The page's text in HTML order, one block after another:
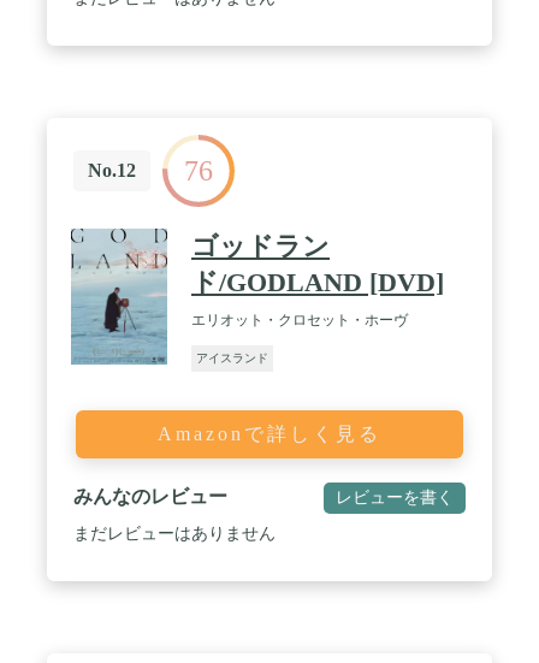
No.12 76
ゴッドラン
ド/GODLAND [DVD]
エリオット・クロセット・ホーヴ
アイスランド
Amazonで詳しく見る
みんなのレビュー レビューを書く
まだレビューはありません